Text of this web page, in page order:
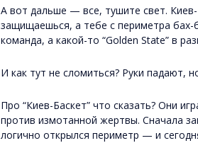
А вот дальше — все, тушите свет.
защищаешься, а тебе с периметра
команда, а какой-то “Golden State” в
И как тут не cломиться? Руки падают,
Про “Киев-Баскет” что сказать? Они
против измотанной жертвы. Сначала
логично открылся периметр — и